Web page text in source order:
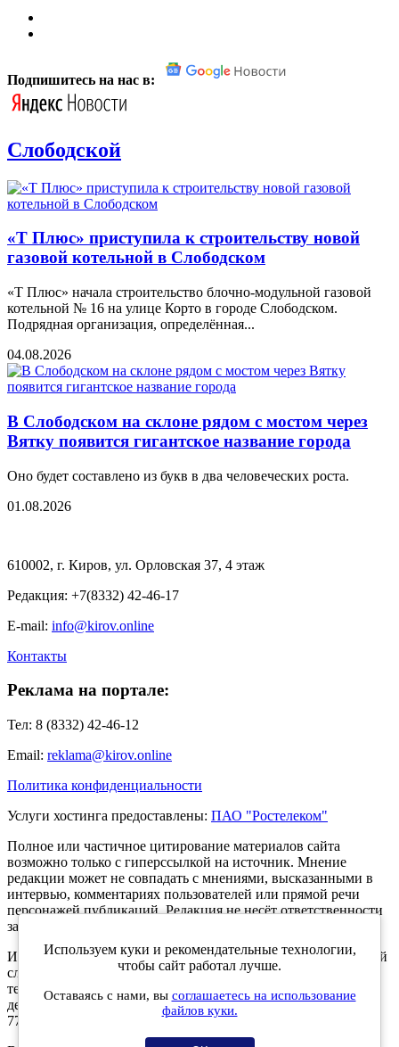
Подпишитесь на нас в:
Слободской
«Т Плюс» приступила к строительству новой
газовой котельной в Слободском
«Т Плюс» начала строительство блочно-модульной газовой
котельной № 16 на улице Корто в городе Слободском.
Подрядная организация, определённая...
04.08.2026
В Слободском на склоне рядом с мостом через
Вятку появится гигантское название города
Оно будет составлено из букв в два человеческих роста.
01.08.2026
610002, г. Киров, ул. Орловская 37, 4 этаж
Редакция: +7(8332) 42-46-17
E-mail: info@kirov.online
Контакты
Реклама на портале:
Тел: 8 (8332) 42-46-12
Email: reklama@kirov.online
Политика конфиденциальности
Услуги хостинга предоставлены: ПАО "Ростелеком"
Полное или частичное цитирование материалов сайта
возможно только с гиперссылкой на источник. Мнение
редакции может не совпадать с мнениями, высказанными в
интервью, комментариях пользователей или прямой речи
персонажей публикаций. Редакция не несёт ответственности
за текст комментариев читателей.
Интернет-портал Kirov.online зарегистрирован в Федеральной
службе по надзору в сфере связи, информационных
технологий и массовых коммуникаций (Роскомнадзор) 5
декабря 2019 года. Регистрационный номер ЭЛ № ФС 77 -
77189.
Используем куки и рекомендательные технологии,
чтобы сайт работал лучше.
Оставаясь с нами, вы соглашаетесь на использование
файлов куки.